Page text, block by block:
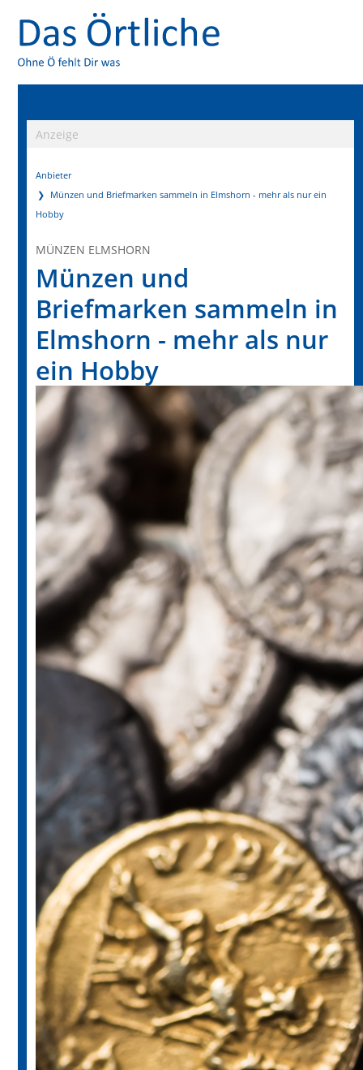
Anzeige
Anbieter
Münzen und Briefmarken sammeln in Elmshorn - mehr als nur ein
Hobby
MÜNZEN ELMSHORN
Münzen und
Briefmarken sammeln in
Elmshorn - mehr als nur
ein Hobby